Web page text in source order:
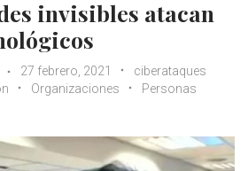
invisibles atacan
27 febrero, 2021
ciberataques
Organizaciones
Personas